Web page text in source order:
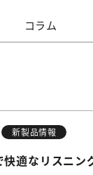
コラム
新製品情報
適なリスニ